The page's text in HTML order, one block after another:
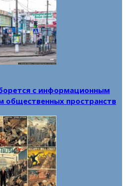
с информационным
общественных пространств